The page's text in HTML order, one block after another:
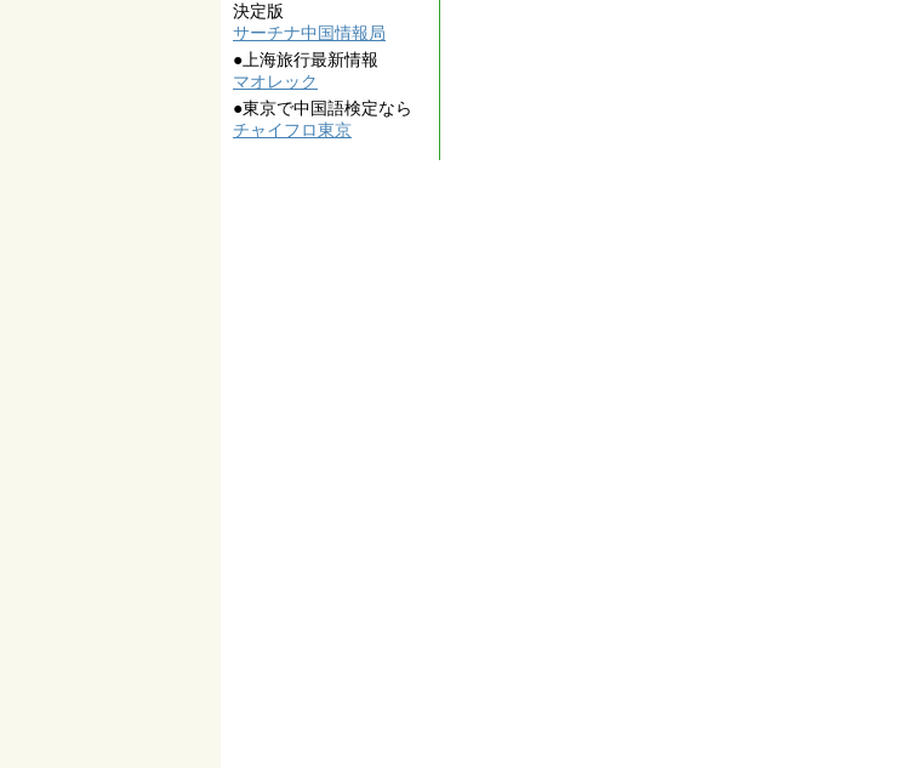
決定版
サーチナ中国情報局
●上海旅行最新情報
マオレック
●東京で中国語検定なら
チャイフロ東京